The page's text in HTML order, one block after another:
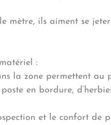
mètre, ils aiment se
:
la zone permettent
en bordure,
et le confort de